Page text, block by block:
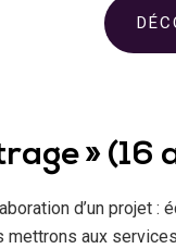
» (16
d’un
aux